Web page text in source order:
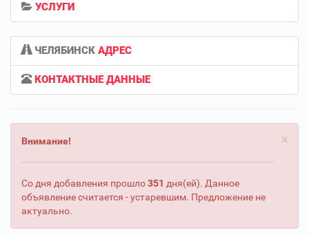
УСЛУГИ
ЧЕЛЯБИНСК АДРЕС
КОНТАКТНЫЕ ДАННЫЕ
×
Внимание!
Со дня добавления прошло351 дня(ей). Данное
объявление считается - устаревшим. Предложение не
актуально.